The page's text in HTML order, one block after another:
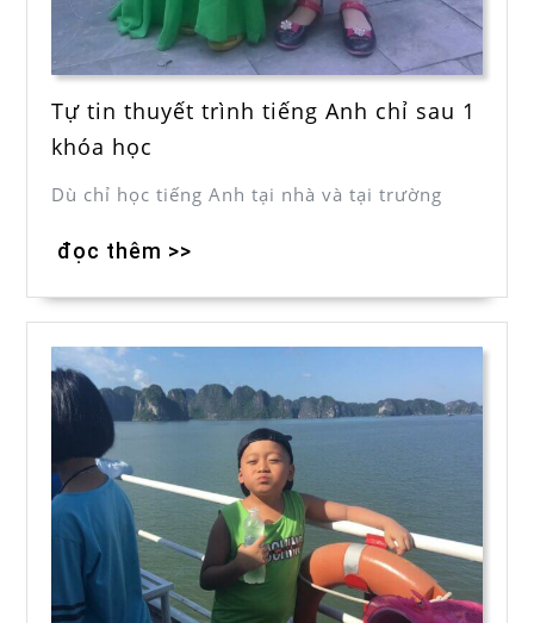
Tự tin thuyết trình tiếng Anh chỉ sau 1
khóa học
Dù chỉ học tiếng Anh tại nhà và tại trường
đọc thêm >>